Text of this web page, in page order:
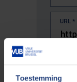
Toestemming
URL *
De